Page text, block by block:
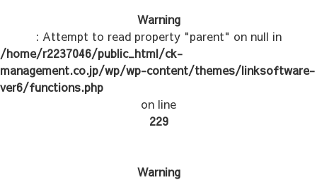
Warning
: Attempt to read property "parent" on null in
/home/r2237046/public_html/ck-
management.co.jp/wp/wp-content/themes/linksoftware-
ver6/functions.php
on line
229
Warning